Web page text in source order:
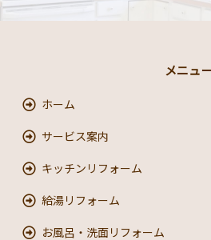
メニュ
ホーム
サービス案内
キッチンリフォーム
給湯リフォーム
お風呂・洗面リフォーム